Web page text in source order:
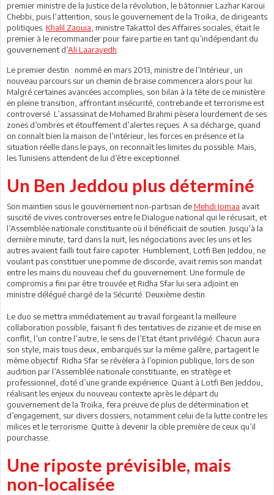
premier ministre de la Justice de la révolution, le bâtonnier Lazhar Karoui
Chebbi, puis l’attention, sous le gouvernement de la Troïka, de dirigeants
politiques. Khalil Zaouia , ministre Takattol des Affaires sociales, était le
premier à le recommander pour faire partie en tant qu’indépendant du
gouvernement d’Ali Laarayedh
Le premier destin : nommé en mars 2013, ministre de l’Intérieur, un
nouveau parcours sur un chemin de braise commencera alors pour lui.
Malgré certaines avancées accomplies, son bilan à la tête de ce ministère
en pleine transition, affrontant insécurité, contrebande et terrorisme est
controversé. L’assassinat de Mohamed Brahmi pèsera lourdement de ses
zones d’ombres et étouffement d’alertes reçues. A sa décharge, quand
on connaît bien la maison de l’intérieur, les forces en présence et la
situation réelle dans le pays, on reconnaît les limites du possible. Mais,
les Tunisiens attendent de lui d’être exceptionnel.
Un Ben Jeddou plus déterminé
Son maintien sous le gouvernement non-partisan deMehdi Jomaa avait
suscité de vives controverses entre le Dialogue national qui le récusait, et
l’Assemblée nationale constituante où il bénéficiait de soutien. Jusqu’à la
dernière minute, tard dans la nuit, les négociations avec les uns et les
autres avaient failli tout faire capoter. Humblement, Lotfi Ben Jeddou, ne
voulant pas constituer une pomme de discorde, avait remis son mandat
entre les mains du nouveau chef du gouvernement. Une formule de
compromis a fini par être trouvée et Ridha Sfar lui sera adjoint en
ministre délégué chargé de la Sécurité. Deuxième destin.
Le duo se mettra immédiatement au travail forgeant la meilleure
collaboration possible, faisant fi des tentatives de zizanie et de mise en
conflit, l’un contre l’autre, le sens de l’Etat étant privilégié. Chacun aura
son style, mais tous deux, embarqués sur la même galère, partagent le
même objectif. Ridha Sfar se révèlera à l’opinion publique, lors de son
audition par l’Assemblée nationale constituante, en stratège et
professionnel, doté d’une grande expérience. Quant à Lotfi Ben Jeddou,
réalisant les enjeux du nouveau contexte après le départ du
gouvernement de la Troïka, fera preuve de plus de détermination et
d’engagement, sur divers dossiers, notamment celui de la lutte contre les
milices et le terrorisme. Quitte à devenir la cible première de ceux qu’il
pourchasse.
Une riposte prévisible, mais
non-localisée